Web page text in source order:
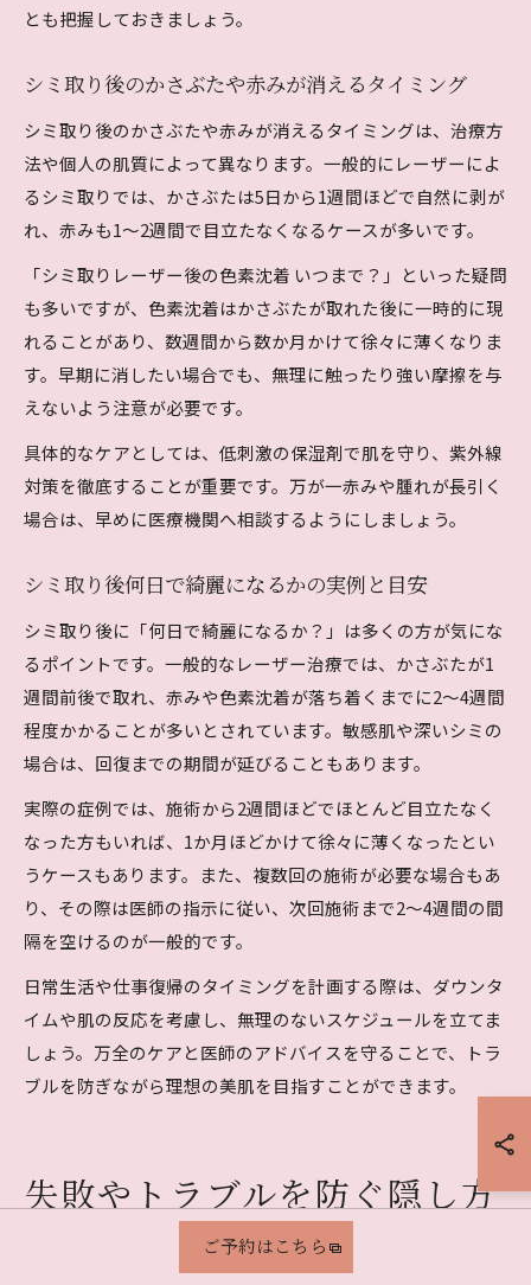
とも把握しておきましょう。
シミ取り後のかさぶたや赤みが消えるタイミング
シミ取り後のかさぶたや赤みが消えるタイミングは、治療方
法や個人の肌質によって異なります。一般的にレーザーによ
るシミ取りでは、かさぶたは5日から1週間ほどで自然に剥が
れ、赤みも1～2週間で目立たなくなるケースが多いです。
「シミ取りレーザー後の色素沈着 いつまで？」といった疑問
も多いですが、色素沈着はかさぶたが取れた後に一時的に現
れることがあり、数週間から数か月かけて徐々に薄くなりま
す。早期に消したい場合でも、無理に触ったり強い摩擦を与
えないよう注意が必要です。
具体的なケアとしては、低刺激の保湿剤で肌を守り、紫外線
対策を徹底することが重要です。万が一赤みや腫れが長引く
場合は、早めに医療機関へ相談するようにしましょう。
シミ取り後何日で綺麗になるかの実例と目安
シミ取り後に「何日で綺麗になるか？」は多くの方が気にな
るポイントです。一般的なレーザー治療では、かさぶたが1
週間前後で取れ、赤みや色素沈着が落ち着くまでに2～4週間
程度かかることが多いとされています。敏感肌や深いシミの
場合は、回復までの期間が延びることもあります。
実際の症例では、施術から2週間ほどでほとんど目立たなく
なった方もいれば、1か月ほどかけて徐々に薄くなったとい
うケースもあります。また、複数回の施術が必要な場合もあ
り、その際は医師の指示に従い、次回施術まで2～4週間の間
隔を空けるのが一般的です。
日常生活や仕事復帰のタイミングを計画する際は、ダウンタ
イムや肌の反応を考慮し、無理のないスケジュールを立てま
しょう。万全のケアと医師のアドバイスを守ることで、トラ
ブルを防ぎながら理想の美肌を目指すことができます。
失敗やトラブルを防ぐ隠し方
と日常ケアご予約はこちら